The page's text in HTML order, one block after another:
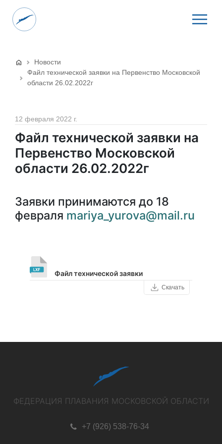
Новости
Файл технической заявки на Первенство Московской
области 26.02.2022г
12 февраля 2022 г.
Файл технической заявки на
Первенство Московской
области 26.02.2022г
Заявки принимаются до 18
февраля mariya_yurova@mail.ru
Файл технической заявки
Скачать
ФЕДЕРАЦИЯ ПЛАВАНИЯ МОСКОВСКОЙ ОБЛАСТИ
+7 (926) 538-76-34